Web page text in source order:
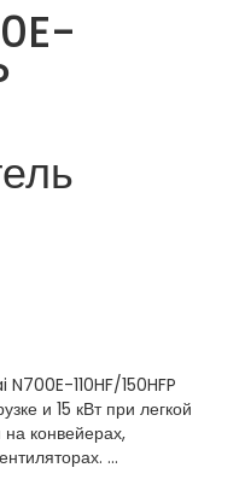
110HF/150HFP
и 15 кВт при легкой
конвейерах,
...